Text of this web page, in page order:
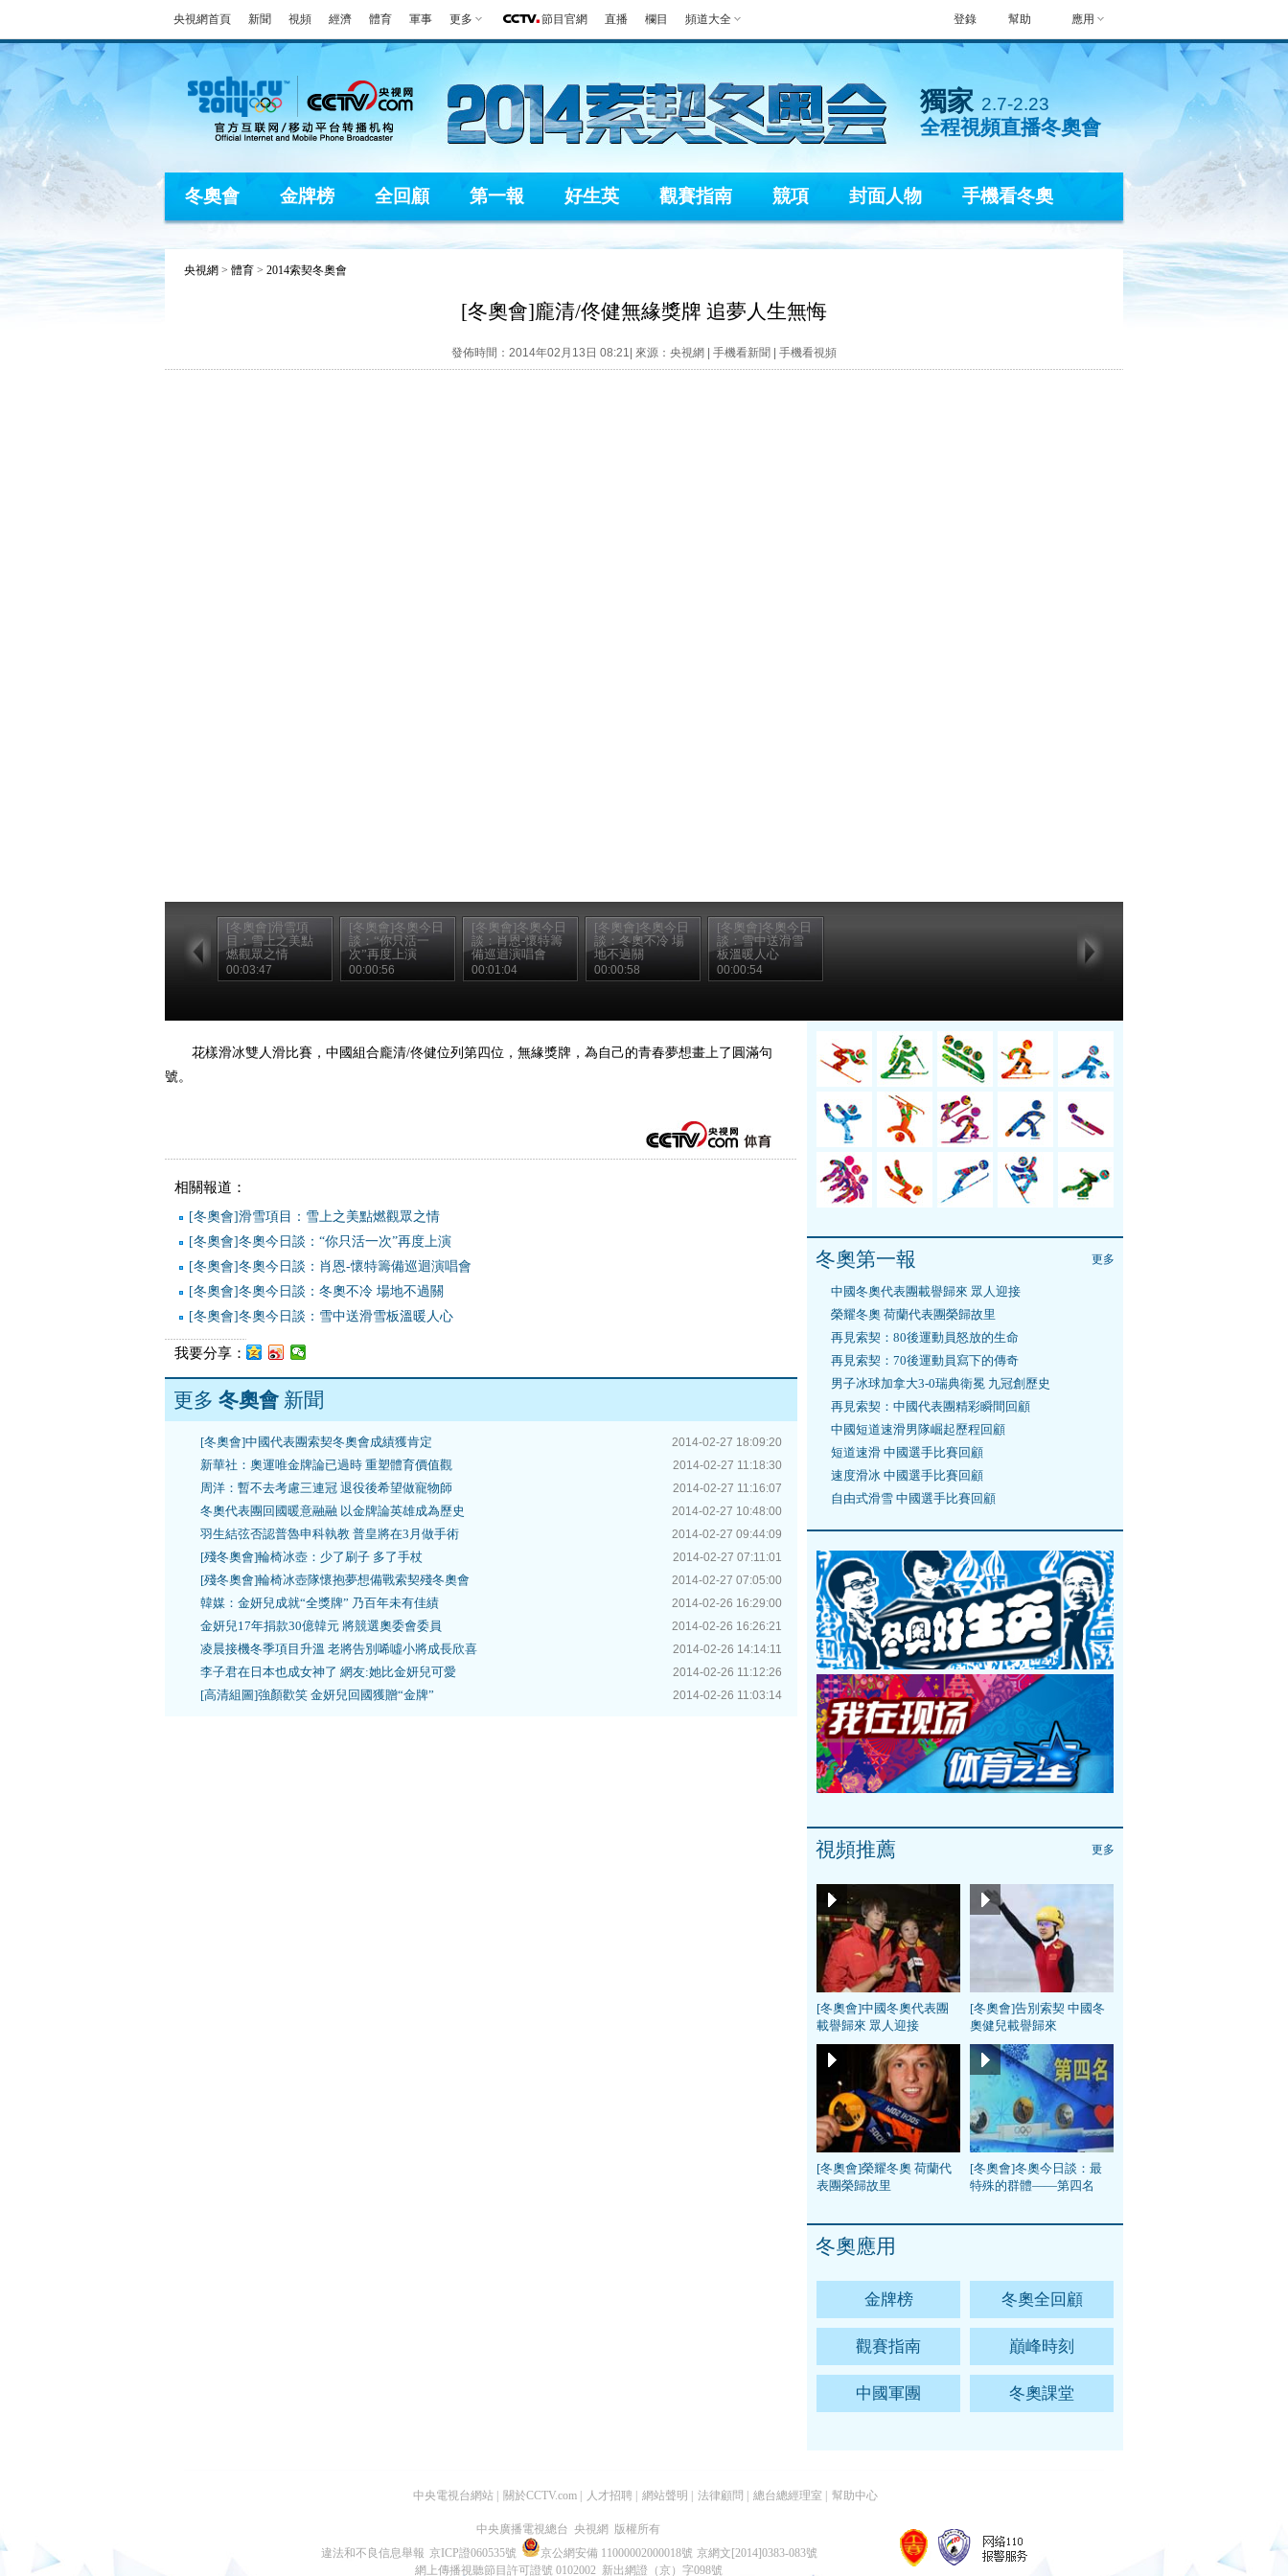
央視網首頁 新聞 視頻 經濟 體育 軍事 更多 節目官網 直播 欄目 頻道大全 幫助 應用
登錄
獨家 2.7-2.23
全程視頻直播冬奧會
冬奧會 金牌榜 全回顧 第一報 好生英 觀賽指南 競項 封面人物 手機看冬奧
央視網 > 體育 > 2014索契冬奧會
[冬奧會]龐清/佟健無緣獎牌 追夢人生無悔
發佈時間：2014年02月13日 08:21| 來源：央視網 | 手機看新聞 手機看視頻
[冬奧會]滑雪項
目：雪上之美點
燃觀眾之情
00:03:47
[冬奧會]冬奧今日
談：“你只活一
次”再度上演
00:00:56
[冬奧會]冬奧今日
談：肖恩-懷特籌
備巡迴演唱會
00:01:04
[冬奧會]冬奧今日
談：冬奧不冷 場
地不過關
00:00:58
[冬奧會]冬奧今日
談：雪中送滑雪
板溫暖人心
00:00:54
花樣滑冰雙人滑比賽，中國組合龐清/佟健位列第四位，無緣獎牌，為自己的青春夢想畫上了圓滿句
號。
相關報道：
[冬奧會]滑雪項目：雪上之美點燃觀眾之情
[冬奧會]冬奧今日談：“你只活一次”再度上演
[冬奧會]冬奧今日談：肖恩-懷特籌備巡迴演唱會
[冬奧會]冬奧今日談：冬奧不冷 場地不過關
[冬奧會]冬奧今日談：雪中送滑雪板溫暖人心
我要分享：
更多 冬奧會新聞
2014-02-27 18:09:20
[冬奧會]中國代表團索契冬奧會成績獲肯定
2014-02-27 11:18:30
新華社：奧運唯金牌論已過時 重塑體育價值觀
2014-02-27 11:16:07
周洋：暫不去考慮三連冠 退役後希望做寵物師
2014-02-27 10:48:00
冬奧代表團回國暖意融融 以金牌論英雄成為歷史
2014-02-27 09:44:09
羽生結弦否認普魯申科執教 普皇將在3月做手術
2014-02-27 07:11:01
[殘冬奧會]輪椅冰壺：少了刷子 多了手杖
2014-02-27 07:05:00
[殘冬奧會]輪椅冰壺隊懷抱夢想備戰索契殘冬奧會
2014-02-26 16:29:00
韓媒：金妍兒成就“全獎牌” 乃百年未有佳績
2014-02-26 16:26:21
金妍兒17年捐款30億韓元 將競選奧委會委員
2014-02-26 14:14:11
凌晨接機冬季項目升溫 老將告別唏噓小將成長欣喜
2014-02-26 11:12:26
李子君在日本也成女神了 網友:她比金妍兒可愛
2014-02-26 11:03:14
[高清組圖]強顏歡笑 金妍兒回國獲贈“金牌”
冬奧第一報 更多
中國冬奧代表團載譽歸來 眾人迎接
榮耀冬奧 荷蘭代表團榮歸故里
再見索契：80後運動員怒放的生命
再見索契：70後運動員寫下的傳奇
男子冰球加拿大3-0瑞典衛冕 九冠創歷史
再見索契：中國代表團精彩瞬間回顧
中國短道速滑男隊崛起歷程回顧
短道速滑 中國選手比賽回顧
速度滑冰 中國選手比賽回顧
自由式滑雪 中國選手比賽回顧
視頻推薦 更多
[冬奧會]中國冬奧代表團
載譽歸來 眾人迎接
[冬奧會]告別索契 中國冬
奧健兒載譽歸來
[冬奧會]榮耀冬奧 荷蘭代
表團榮歸故里
[冬奧會]冬奧今日談：最
特殊的群體——第四名
冬奧應用
金牌榜 冬奧全回顧
觀賽指南 巔峰時刻
中國軍團 冬奧課堂
中央電視台網站 關於CCTV.com 人才招聘 網站聲明 法律顧問 總台總經理室 幫助中心
中央廣播電視總台 央視網 版權所有
違法和不良信息舉報 京ICP證060535號 京公網安備 11000002000018號 京網文[2014]0383-083號
網上傳播視聽節目許可證號 0102002 新出網證（京）字098號